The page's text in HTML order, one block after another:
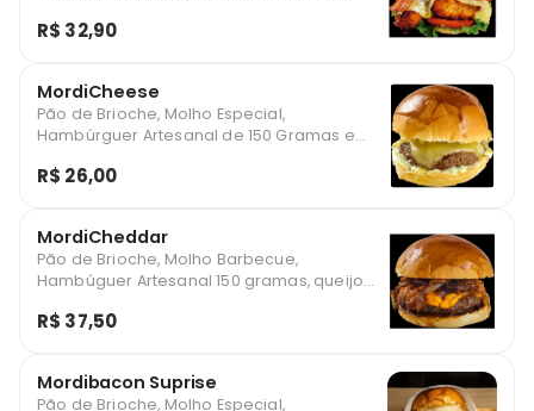
R$ 32,90
MordiCheese
Pão de Brioche, Molho Especial,
Hambúrguer Artesanal de 150 Gramas e
R$ 26,00
MordiCheddar
Pão de Brioche, Molho Barbecue,
Hambúguer Artesanal 150 gramas, queijo
R$ 37,50
Mordibacon Suprise
Pão de Brioche, Molho Especial,